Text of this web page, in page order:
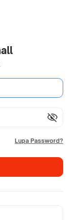
visibility_off
Lupa Password?